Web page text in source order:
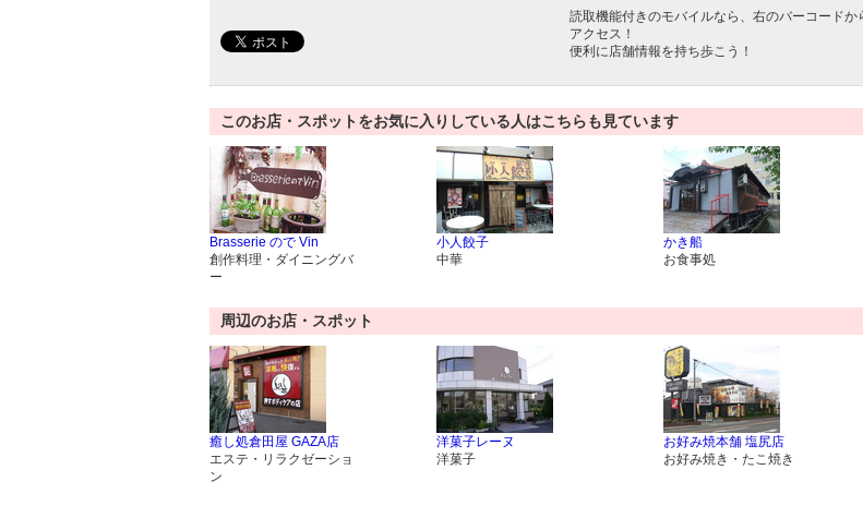
読取機能付きのモバイルなら、右のバーコードか
アクセス！
便利に店舗情報を持ち歩こう！
このお店・スポットをお気に入りしている人はこちらも見ています
Brasserie ので Vin
創作料理・ダイニングバ
ー
小人餃子
中華
かき船
お食事処
周辺のお店・スポット
癒し処倉田屋 GAZA店
エステ・リラクゼーショ
ン
洋菓子レーヌ
洋菓子
お好み焼本舗 塩尻店
お好み焼き・たこ焼き